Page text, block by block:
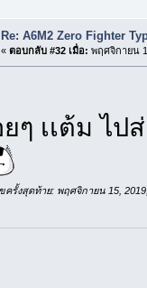
Re: A6M2 Zero Fighter
« ตอบกลับ #32 เมื่อ: พฤศจิกายน
ๆ เเต้ม ไป
ครั้งสุดท้าย: พฤศจิกายน 15,